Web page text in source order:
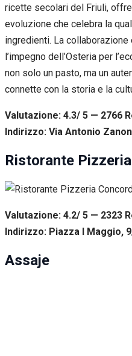
ricette secolari del Friuli,
evoluzione che celebra la
ingredienti. La
l’impegno dell’Osteria per
non solo un pasto, ma un
connette con la storia e la
Valutazione: 4.3/ 5 — 2766 R
Indirizzo: Via Antonio
Ristorante
Valutazione: 4.2/ 5 — 2323 R
Indirizzo: Piazza I Maggio,
Assaje